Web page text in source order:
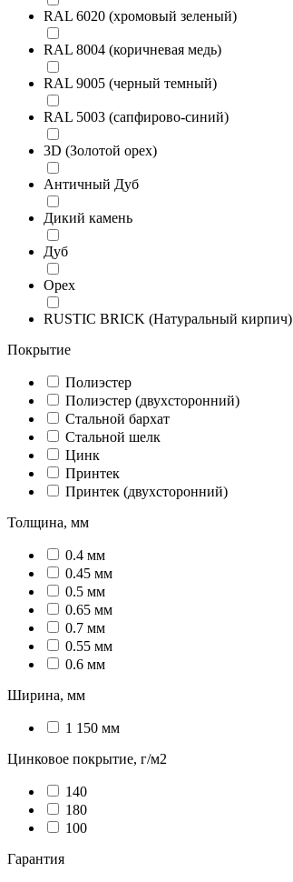
RAL 6020 (хромовый зеленый)
RAL 8004 (коричневая медь)
RAL 9005 (черный темный)
RAL 5003 (сапфирово-синий)
3D (Золотой орех)
Античный Дуб
Дикий камень
Дуб
Орех
RUSTIC BRICK (Натуральный кирпич)
Покрытие
Полиэстер
Полиэстер (двухсторонний)
Стальной бархат
Стальной шелк
Цинк
Принтек
Принтек (двухсторонний)
Толщина, мм
0.4 мм
0.45 мм
0.5 мм
0.65 мм
0.7 мм
0.55 мм
0.6 мм
Ширина, мм
1 150 мм
Цинковое покрытие, г/м2
140
180
100
Гарантия